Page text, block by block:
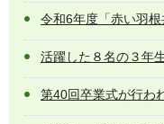
令和6年度「赤い羽
活躍した８名の３年
第40回卒業式が行わ